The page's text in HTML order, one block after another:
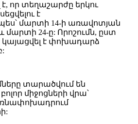
է, որ տեղաշարժը երկու
է
մարտի 14-ի առավոտյան
մարտի 24-ը: Որոշումն, ըստ
է փոխադարձ
տարածվում են
միջոցների վրա՝